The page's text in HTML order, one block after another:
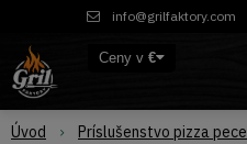
info@grilfaktory.com
Ceny v €
Úvod Príslušenstvo pizza pece